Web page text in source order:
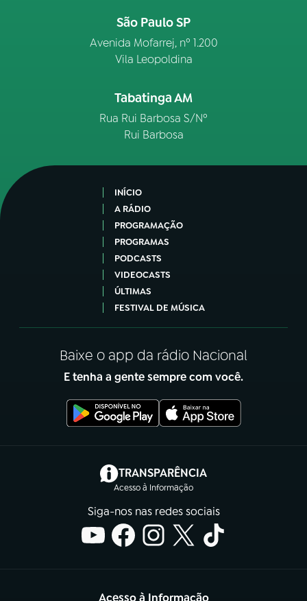
São Paulo SP
Avenida Mofarrej, nº 1.200
Vila Leopoldina
Tabatinga AM
Rua Rui Barbosa S/Nº
Rui Barbosa
INÍCIO
A RÁDIO
PROGRAMAÇÃO
PROGRAMAS
PODCASTS
VIDEOCASTS
ÚLTIMAS
FESTIVAL DE MÚSICA
Baixe o app da rádio Nacional
E tenha a gente sempre com você.
TRANSPARÊNCIA
Acesso à Informação
(abre em nova aba)
Siga-nos nas redes sociais
Acesso à Informação